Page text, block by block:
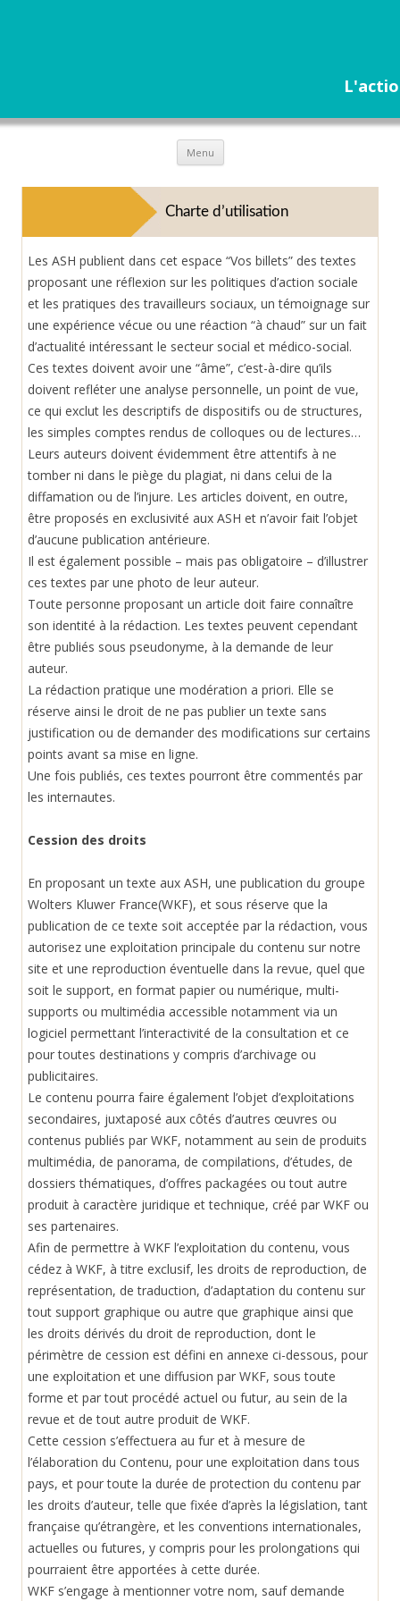
Menu Aller
contenu
Charte d’utilisation
Les ASH publient dans cet espace “Vos billets” des textes
proposant une réflexion sur les politiques d’action sociale
et les pratiques des travailleurs sociaux, un témoignage sur
une expérience vécue ou une réaction “à chaud” sur un fait
d’actualité intéressant le secteur social et médico-social.
Ces textes doivent avoir une “âme”, c’est-à-dire qu’ils
doivent refléter une analyse personnelle, un point de vue,
ce qui exclut les descriptifs de dispositifs ou de structures,
les simples comptes rendus de colloques ou de lectures…
Leurs auteurs doivent évidemment être attentifs à ne
tomber ni dans le piège du plagiat, ni dans celui de la
diffamation ou de l’injure. Les articles doivent, en outre,
être proposés en exclusivité aux ASH et n’avoir fait l’objet
d’aucune publication antérieure.
Il est également possible – mais pas obligatoire – d’illustrer
ces textes par une photo de leur auteur.
Toute personne proposant un article doit faire connaître
son identité à la rédaction. Les textes peuvent cependant
être publiés sous pseudonyme, à la demande de leur
auteur.
La rédaction pratique une modération a priori. Elle se
réserve ainsi le droit de ne pas publier un texte sans
justification ou de demander des modifications sur certains
points avant sa mise en ligne.
Une fois publiés, ces textes pourront être commentés par
les internautes.
Cession des droits
En proposant un texte aux ASH, une publication du groupe
Wolters Kluwer France(WKF), et sous réserve que la
publication de ce texte soit acceptée par la rédaction, vous
autorisez une exploitation principale du contenu sur notre
site et une reproduction éventuelle dans la revue, quel que
soit le support, en format papier ou numérique, multi-
supports ou multimédia accessible notamment via un
logiciel permettant l’interactivité de la consultation et ce
pour toutes destinations y compris d’archivage ou
publicitaires.
Le contenu pourra faire également l’objet d’exploitations
secondaires, juxtaposé aux côtés d’autres œuvres ou
contenus publiés par WKF, notamment au sein de produits
multimédia, de panorama, de compilations, d’études, de
dossiers thématiques, d’offres packagées ou tout autre
produit à caractère juridique et technique, créé par WKF ou
ses partenaires.
Afin de permettre à WKF l’exploitation du contenu, vous
cédez à WKF, à titre exclusif, les droits de reproduction, de
représentation, de traduction, d’adaptation du contenu sur
tout support graphique ou autre que graphique ainsi que
les droits dérivés du droit de reproduction, dont le
périmètre de cession est défini en annexe ci-dessous, pour
une exploitation et une diffusion par WKF, sous toute
forme et par tout procédé actuel ou futur, au sein de la
revue et de tout autre produit de WKF.
Cette cession s’effectuera au fur et à mesure de
l’élaboration du Contenu, pour une exploitation dans tous
pays, et pour toute la durée de protection du contenu par
les droits d’auteur, telle que fixée d’après la législation, tant
française qu’étrangère, et les conventions internationales,
actuelles ou futures, y compris pour les prolongations qui
pourraient être apportées à cette durée.
WKF s’engage à mentionner votre nom, sauf demande